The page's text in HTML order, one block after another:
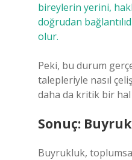
bireylerin yerini,
doğrudan
olur.
Peki, bu durum
talepleriyle nasıl
daha da kritik bir hal
Sonuç:
Buyrukluk,